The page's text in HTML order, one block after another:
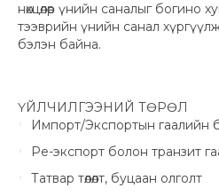
нөхцөлөөр үнийн саналыг
тээврийн үнийн санал
бэлэн байна.
ҮЙЛЧИЛГЭЭНИЙ ТӨРӨЛ
Импорт/Экспортын гаалийн
Ре-экспорт болон транзит
Татвар төлөлт, буцаан олголт